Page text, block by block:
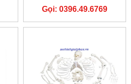
THÁO RỜI
Gọi: 0396.49.6769